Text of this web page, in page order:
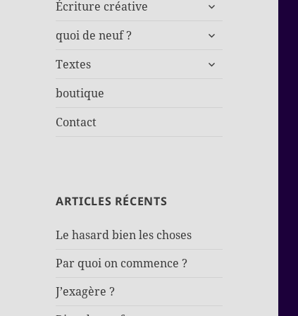
Écriture créative
sous-
quoi de neuf ?
ouvrir
sous-
Textes
ouvrir
boutique
Contact
ARTICLES RÉCENTS
Le hasard bien les choses
Par quoi on commence ?
J’exagère ?